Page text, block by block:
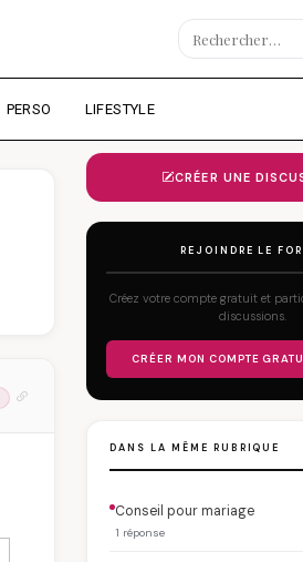
PERSO LIFESTYLE
CRÉER UNE
REJOINDRE LE
Créez votre compte gratuit et
discussions.
CRÉER MON COMPTE
DANS LA MÊME RUBRIQUE
Conseil pour mariage
1 réponse